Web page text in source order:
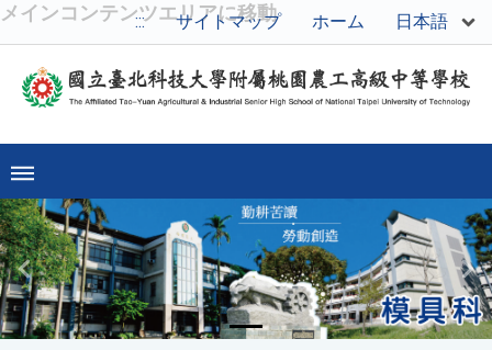
メインコンテンツエリアに移動
::: サイトマップ ホーム 日本語
Previous